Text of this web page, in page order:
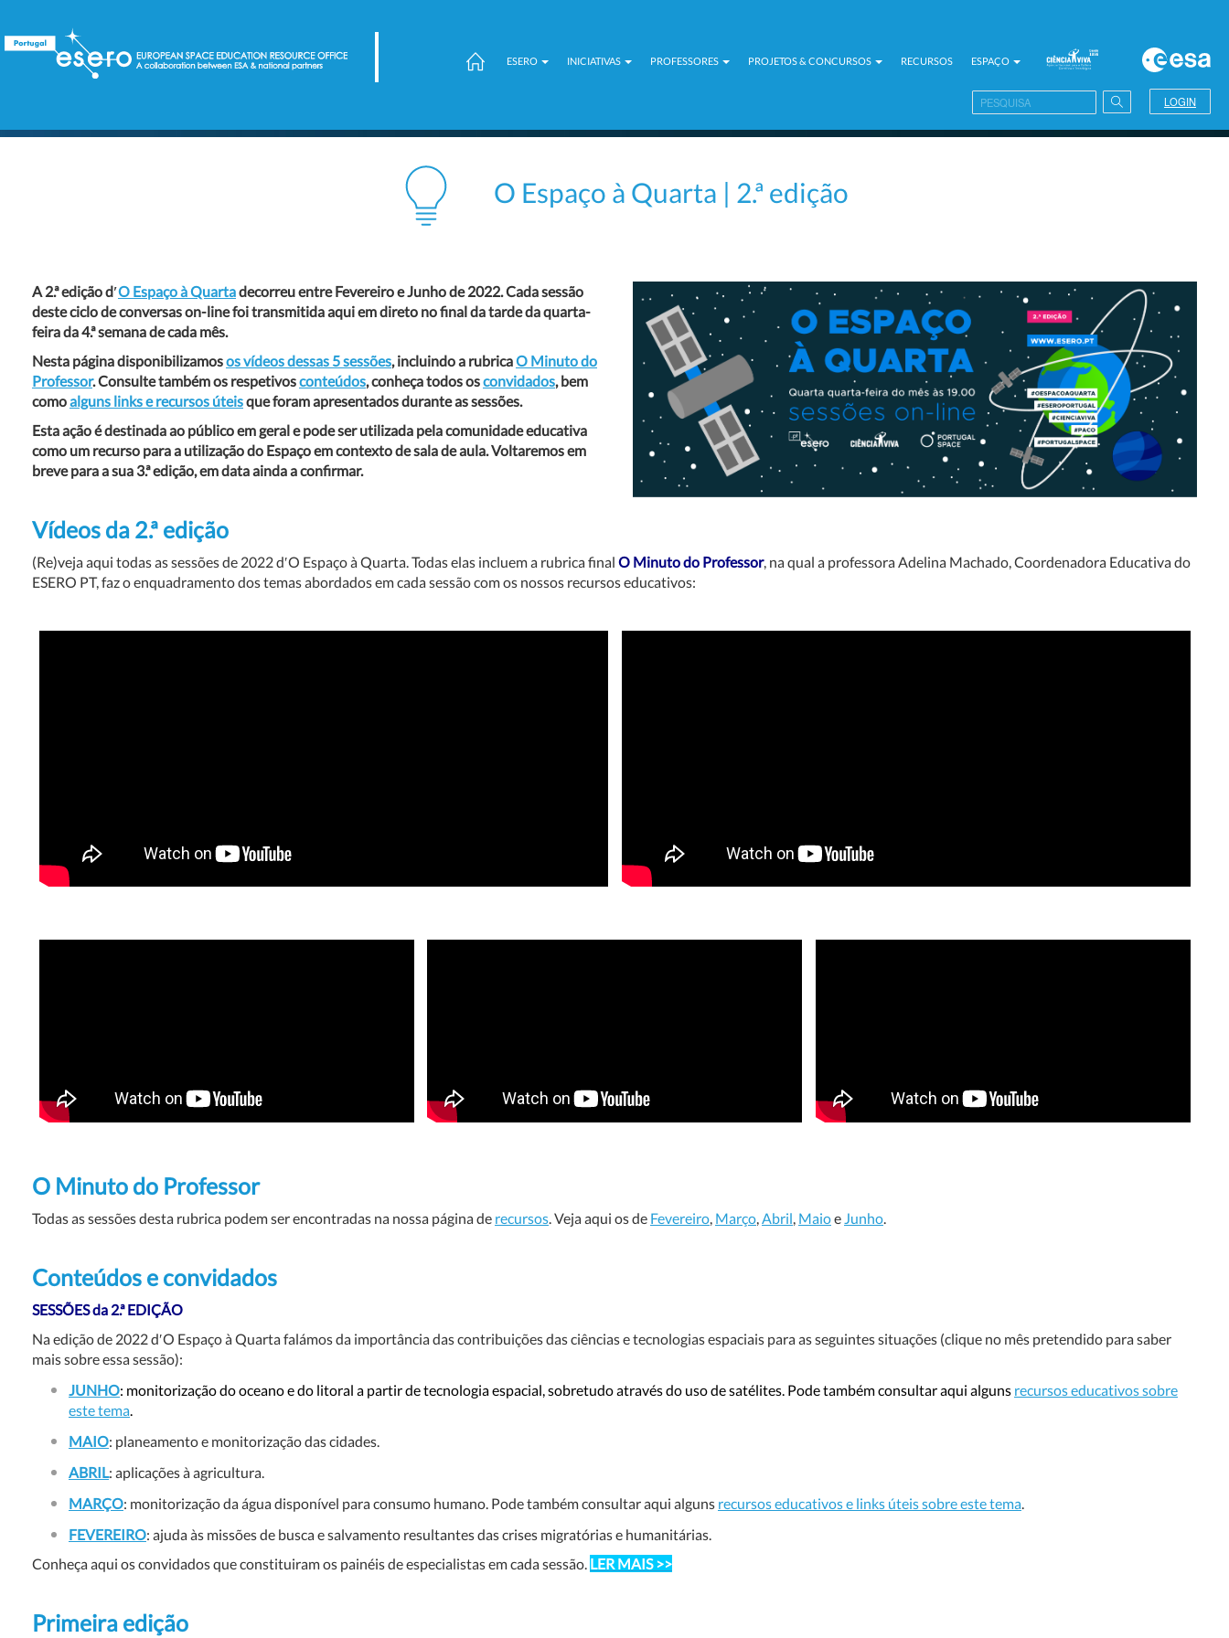
ESERO INICIATIVAS PROFESSORES PROJETOS & CONCURSOS RECURSOS ESPAÇO
LOGIN
O Espaço à Quarta | 2.ª edição
A 2.ª edição d′O Espaço à Quartadecorreu entre Fevereiro e Junho de 2022. Cada sessão
deste ciclo de conversas on-linefoi transmitida aqui em direto no final da tarde da quarta-
feira da 4.ª semana de cada mês.
Nesta páginadisponibilizamosos vídeos dessas 5 sessões, incluindo a rubricaO Minuto do
Professor. Consulte também os respetivosconteúdos, conheça todos osconvidados, bem
comoalguns links e recursos úteisque foram apresentados durante as sessões.
Esta ação é destinada ao público em gerale pode ser utilizada pela comunidade educativa
como um recurso para a utilização do Espaço em contexto de sala de aula.Voltaremos em
breve para a sua 3.ª edição, em data ainda a confirmar.
Vídeos da 2.ª edição
(Re)veja aqui todas as sessões de 2022 d′O Espaço à Quarta. Todas elas incluem a rubrica final O Minuto do Professor, na qual a professora Adelina Machado, Coordenadora Educativa do
ESERO PT, faz o enquadramento dos temas abordados em cada sessão com os nossos recursos educativos:
O Minuto do Professor
Todas as sessões desta rubrica podem ser encontradas na nossa página de recursos. Veja aqui osde Fevereiro, Março,Abril, Maioe Junho.
Conteúdos e convidados
SESSÕES da 2.ª EDIÇÃO
Na edição de 2022 d′O Espaço à Quarta falámos da importância das contribuições das ciências e tecnologias espaciais para as seguintes situações (clique no mês pretendido para saber
mais sobre essa sessão):
JUNHO: monitorização do oceano e do litoral a partir de tecnologia espacial, sobretudo através do uso de satélites. Pode também consultar aqui alguns recursos educativos sobre
este tema.
MAIO: planeamento e monitorização das cidades.
ABRIL: aplicações à agricultura.
MARÇO: monitorização da água disponível para consumo humano. Pode também consultar aqui alguns recursos educativos e links úteis sobre este tema.
FEVEREIRO: ajuda às missões de busca e salvamento resultantes das crises migratórias e humanitárias.
Conheça aqui os convidados que constituiram os painéis de especialistas em cada sessão. LER MAIS >>
Primeira edição